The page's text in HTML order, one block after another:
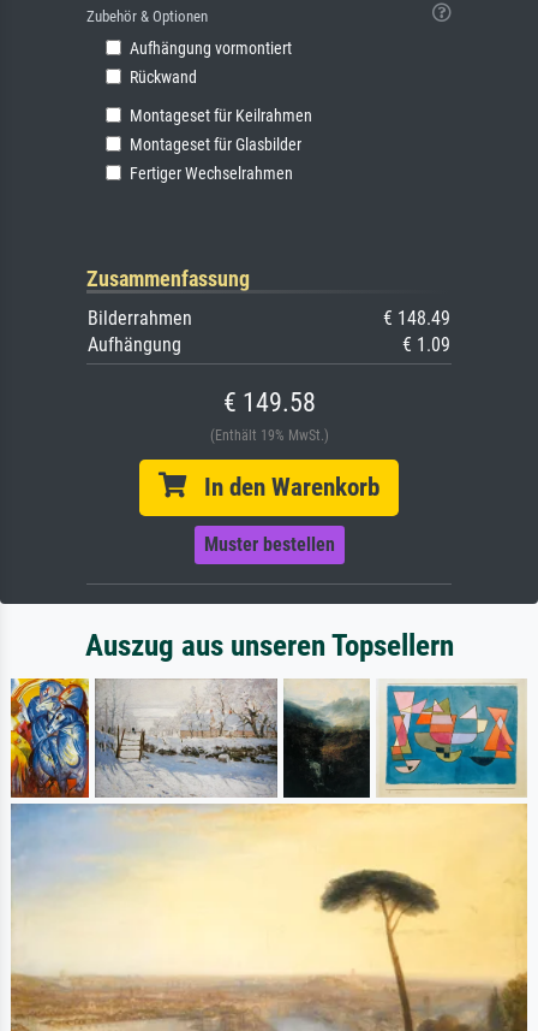
Zubehör & Optionen
Aufhängung vormontiert
Rückwand
Montageset für Keilrahmen
Montageset für Glasbilder
Fertiger Wechselrahmen
Zusammenfassung
Bilderrahmen
€ 148.49
Aufhängung
€ 1.09
€ 149.58
(Enthält 19% MwSt.)
In den Warenkorb
Muster bestellen
Auszug aus unseren Topsellern